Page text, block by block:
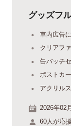
グッズフ
車内広告に
クリアファ
缶バッチセ
ポストカー
アクリルス
2026年02
60人が応